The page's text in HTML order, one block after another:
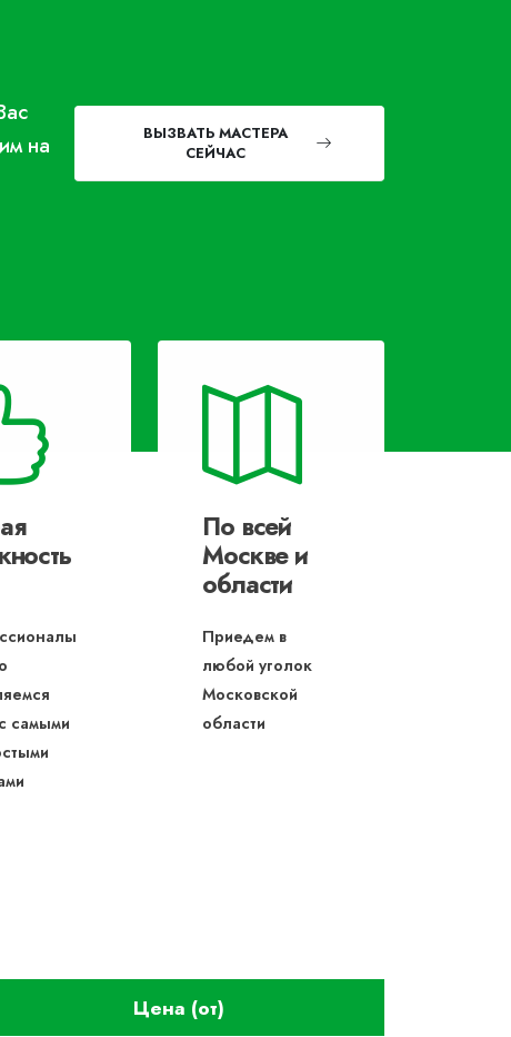
на
ВЫЗВАТЬ МАСТЕРА
СЕЙЧАС
самыми
По всей
Москве и
области
Приедем в
любой уголок
Московской
области
Цена (от)